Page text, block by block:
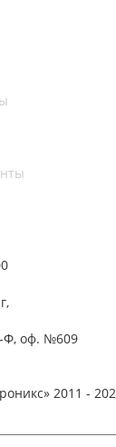
Ф, оф. №609
2011 -